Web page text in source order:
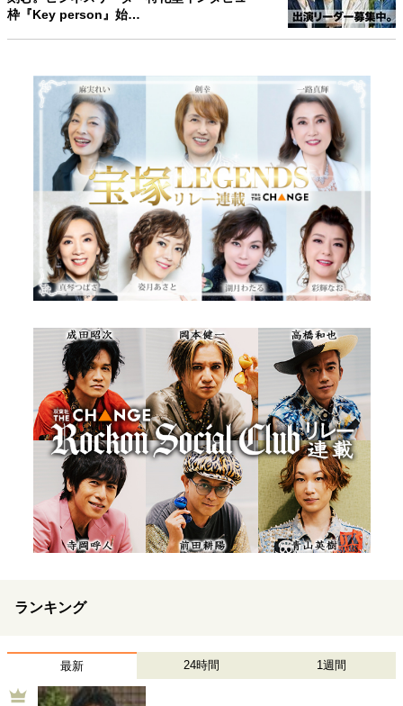
枠『Key person』始…
ランキング
最新 24時間 1週間